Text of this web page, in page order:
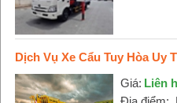
Dịch Vụ Xe Cẩu Tuy Hòa Uy
Giá: Liên